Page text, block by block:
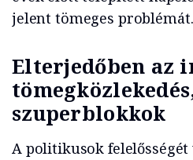
jelent tömeges problémát.
Elterjedőben az
szuperblokkok
A politikusok felelősségét